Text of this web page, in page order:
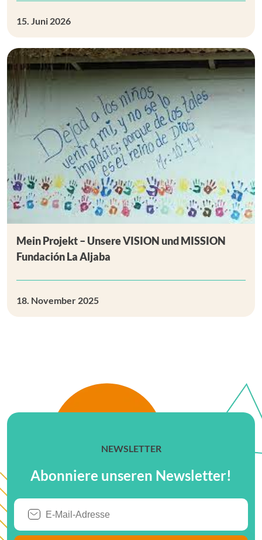
15. Juni 2026
Mein Projekt – Unsere VISION und MISSION
Fundación La Aljaba
18. November 2025
NEWSLETTER
Abonniere unseren Newsletter!